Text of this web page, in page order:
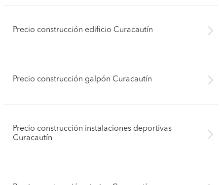
Precio construcción edificio Curacautín
Precio construcción galpón Curacautín
Precio construcción instalaciones deportivas
Curacautín